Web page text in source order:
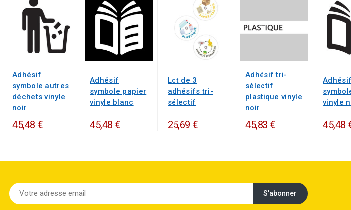
Adhésif
symbole autres
déchets vinyle
noir
45,48 €
Adhésif
symbole papier
vinyle blanc
45,48 €
Lot de 3
adhésifs tri-
sélectif
25,69 €
Adhésif tri-
sélectif
plastique vinyle
noir
45,83 €
vinyle
45,48